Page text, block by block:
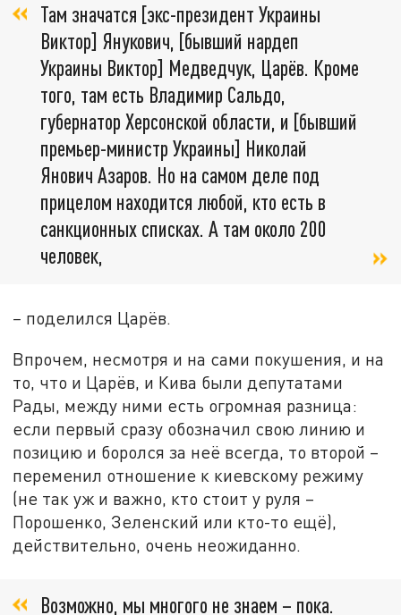
Там значатся [экс-президент Украины
Виктор] Янукович, [бывший нардеп
Украины Виктор] Медведчук, Царёв. Кроме
того, там есть Владимир Сальдо,
губернатор Херсонской области, и [бывший
премьер-министр Украины] Николай
Янович Азаров. Но на самом деле под
прицелом находится любой, кто есть в
санкционных списках. А там около 200
человек,
– поделился Царёв.
Впрочем, несмотря и на сами покушения, и на
то, что и Царёв, и Кива были депутатами
Рады, между ними есть огромная разница:
если первый сразу обозначил свою линию и
позицию и боролся за неё всегда, то второй –
переменил отношение к киевскому режиму
(не так уж и важно, кто стоит у руля –
Порошенко, Зеленский или кто-то ещё),
действительно, очень неожиданно.
Возможно, мы многого не знаем – пока.